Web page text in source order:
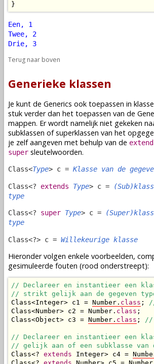
}
Een, 1
Twee, 2
Drie, 3
Terug naar boven
Generieke klassen
Je kunt de Generics ook toepassen in
stuk verder dan het toepassen van de
mappen. Er wordt namelijk niet gekeken
subklassen of superklassen van het
je zelf aangeven met behulp van de
super sleutelwoorden.
Class<Type> c = Klasse van de
Class<? extends Type> c =
type
Class<? super Type> c =
type
Class<?> c = Willekeurige klasse
Hieronder volgen enkele voorbeelden,
gesimuleerde fouten (rood onderstreept):
// Declareer en instantieer een
// strikt gelijk aan de gegeven
Class<Integer> c1 = Number. class ;
Class<Number> c2 = Number. class ;
Class<Object> c3 = Number. class ; //
// Declareer en instantieer een
// gelijk aan of een subklasse van
Class<? extends Integer> c4 =